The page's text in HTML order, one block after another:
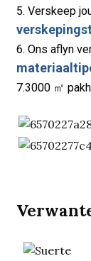
5. Verskeep
6. Ons aflyn
7.3000 ㎡